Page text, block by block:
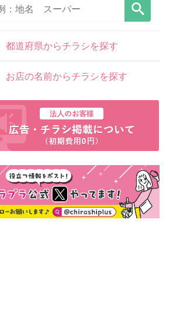
都道府県からチラシを探す
お店の名前からチラシを探す